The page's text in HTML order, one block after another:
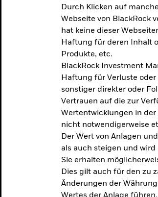
Durch Klicken auf
Webseite von BlackRock
hat keine dieser
Haftung für deren Inhalt
Produkte, etc.
BlackRock Investment
Haftung für Verluste
sonstiger direkter oder
Vertrauen auf die zur
Wertentwicklungen in
nicht notwendigerweise
Der Wert von Anlagen
als auch steigen und
Sie erhalten
Dies gilt auch für den zu
Änderungen der